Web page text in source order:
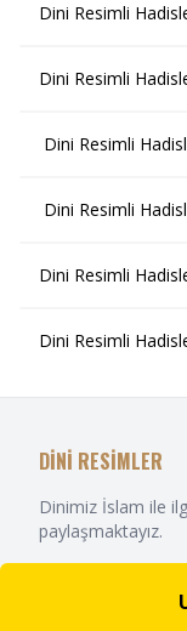
Dini Resimli
Dini Resimli
Dini Resimli
Dini Resimli
Dini Resimli
Dini Resimli
DİNİ RESİMLER
Dinimiz İslam ile
paylaşmaktayız.